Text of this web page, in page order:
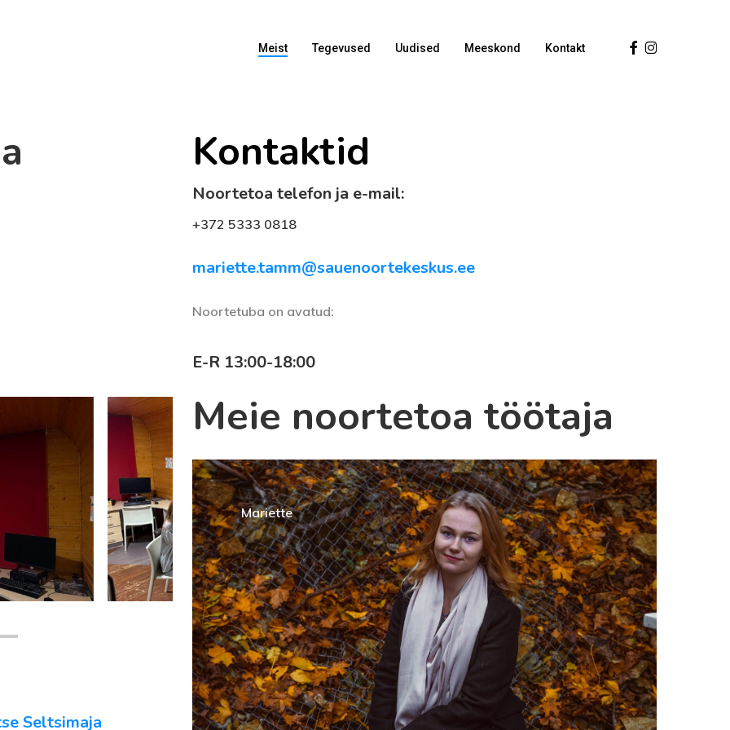
Meist Tegevused Uudised Meeskond Kontakt Facebook
Instagram
Seltsimaja
Kontaktid
Noortetoa telefon ja e-mail:
+372 5333 0818
mariette.tamm@sauenoortekeskus.ee
Noortetuba on avatud:
E-R 13:00-18:00
Meie noortetoa töötaja
Mariette
mariette.tamm@sauenoortekeskus.ee
Noortejuht